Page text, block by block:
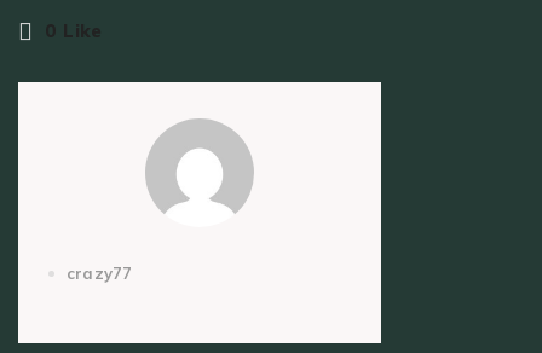
0 Like
crazy77